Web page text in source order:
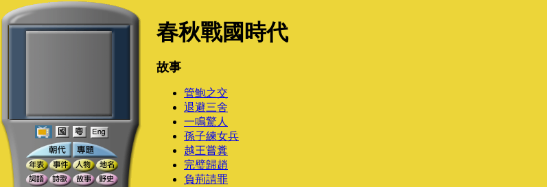
春秋戰國時代
故事
管鮑之交
退避三舍
一鳴驚人
孫子練女兵
越王嘗糞
完璧歸趙
負荊請罪